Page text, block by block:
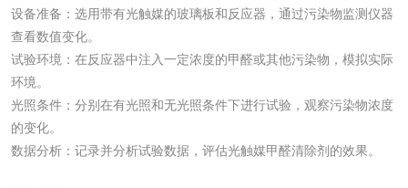
设备准备：选用带有光触媒的玻璃板和反应器，通过污染物监测仪器
查看数值变化。
试验环境：在反应器中注入一定浓度的甲醛或其他污染物，模拟实际
环境。
光照条件：分别在有光照和无光照条件下进行试验，观察污染物浓度
的变化。
数据分析：记录并分析试验数据，评估光触媒甲醛清除剂的效果。